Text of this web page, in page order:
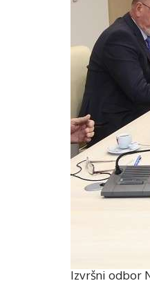
Izvršni odbor